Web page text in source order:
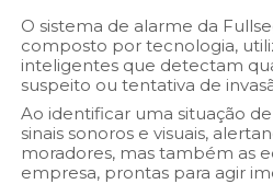
O sistema de alarme da
composto por tecnologia,
inteligentes que detectam
suspeito ou tentativa de
Ao identificar uma situação
sinais sonoros e visuais,
moradores, mas também as
empresa, prontas para agir